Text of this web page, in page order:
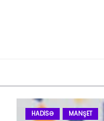
HADISƏ MANŞET